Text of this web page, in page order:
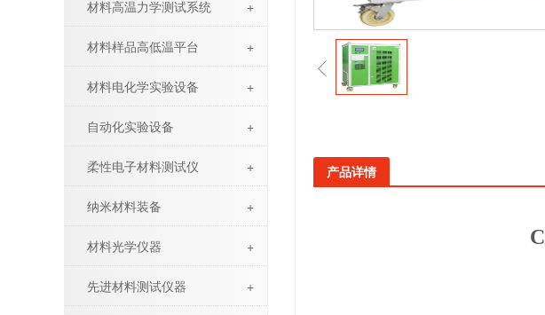
产品详情
C
材料高温力学测试系统 +
材料样品高低温平台 +
材料电化学实验设备 +
自动化实验设备 +
柔性电子材料测试仪 +
纳米材料装备 +
材料光学仪器 +
先进材料测试仪器 +